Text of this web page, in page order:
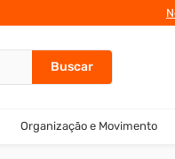
10% de
Organização e Movimento